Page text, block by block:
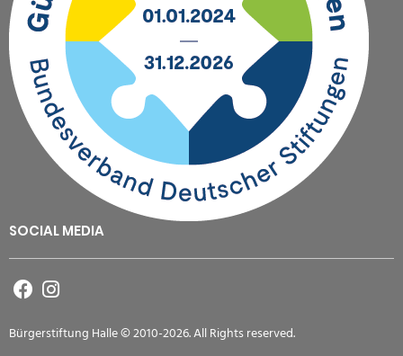
SOCIAL MEDIA
Bürgerstiftung Halle © 2010-2026. All Rights reserved.